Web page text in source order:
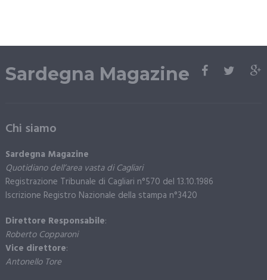
Sardegna Magazine
Chi siamo
Sardegna Magazine
Quotidiano dell’area vasta di Cagliari
Registrazione Tribunale di Cagliari n°570 del 13.10.1986
Iscrizione Registro Nazionale della stampa n°3420
Direttore Responsabile:
Roberto Copparoni
Vice direttore:
Antonello Tore